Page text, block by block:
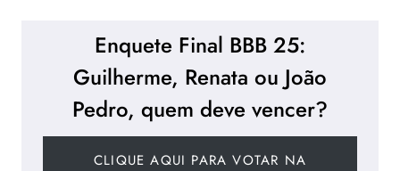
Enquete Final BBB 25:
Guilherme, Renata ou João
Pedro, quem deve vencer?
CLIQUE AQUI PARA VOTAR NA